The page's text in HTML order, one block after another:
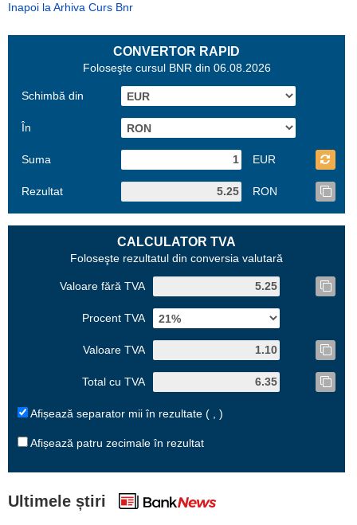
Inapoi la Arhiva Curs Bnr
CONVERTOR RAPID
Foloseşte cursul BNR din 06.08.2026
Schimbă din
În
Suma EUR
Rezultat RON
CALCULATOR TVA
Foloseşte rezultatul din conversia valutară
Valoare fără TVA
Procent TVA
Valoare TVA
Total cu TVA
Afișează separator mii în rezultate ( , )
Afișează patru zecimale în rezultat
Ultimele știri